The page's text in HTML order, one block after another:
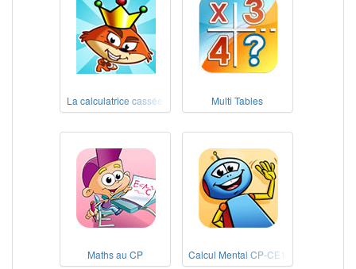
La calculatrice cassée Multi Tables
Maths au CP Calcul Mental CP-CE1